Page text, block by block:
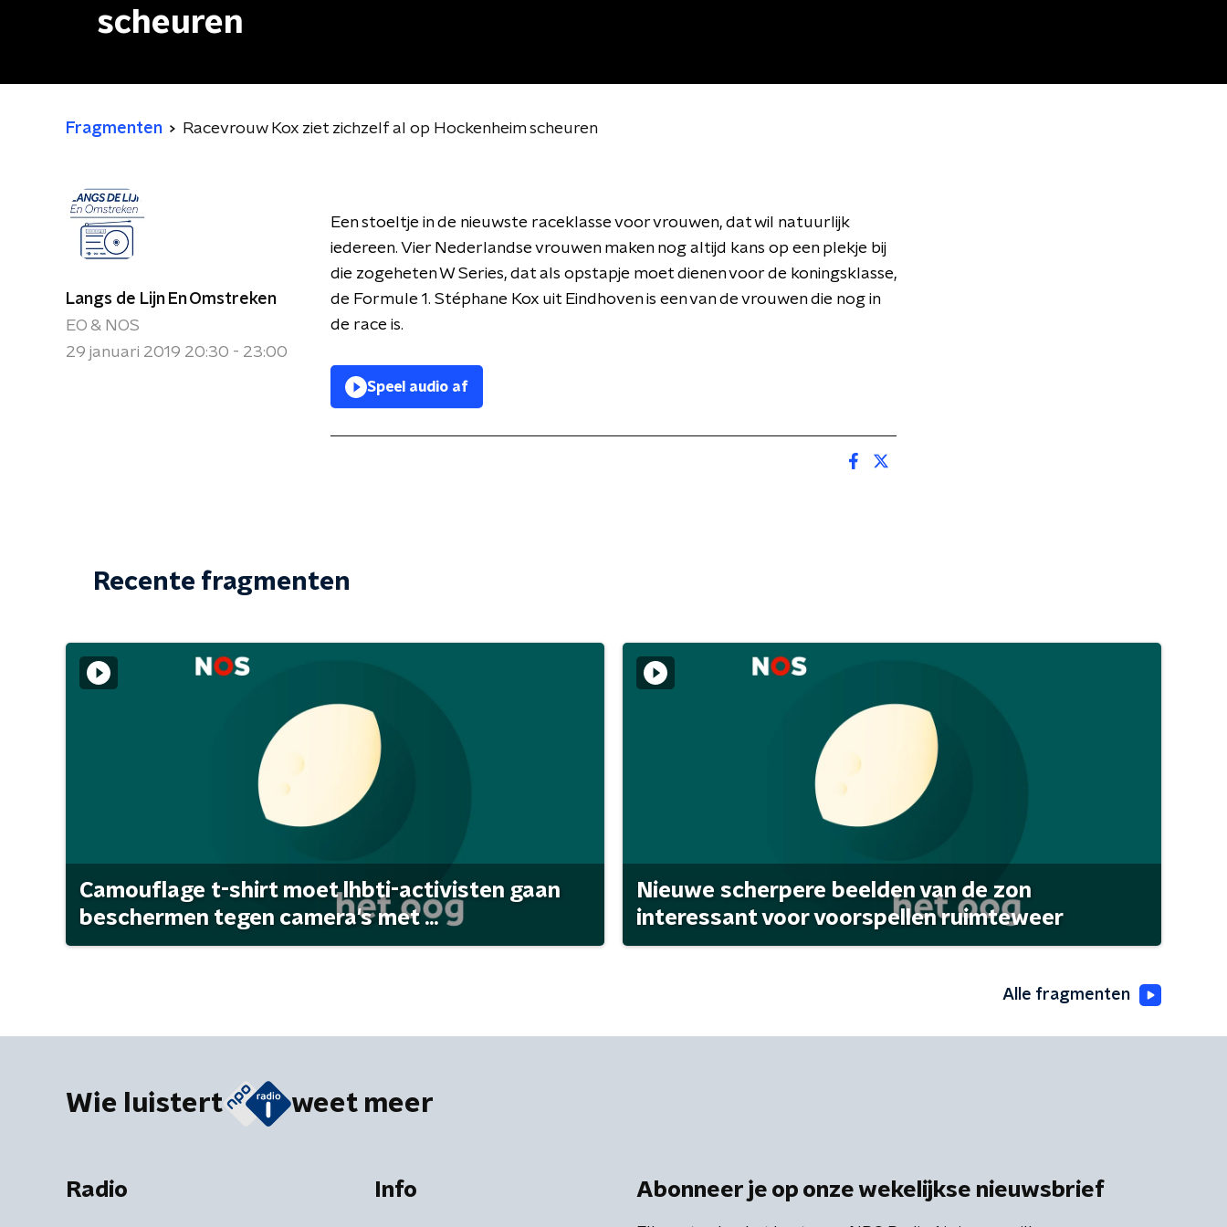
scheuren
Fragmenten Racevrouw Kox ziet zichzelf al op Hockenheim scheuren
Langs de Lijn En Omstreken
EO & NOS
29 januari 2019 20:30 - 23:00
Een stoeltje in de nieuwste raceklasse voor vrouwen, dat wil natuurlijk
iedereen. Vier Nederlandse vrouwen maken nog altijd kans op een plekje bij
die zogeheten W Series, dat als opstapje moet dienen voor de koningsklasse,
de Formule 1. Stéphane Kox uit Eindhoven is een van de vrouwen die nog in
de race is.
Speel audio af
Recente fragmenten
Camouflage t-shirt moet lhbti-activisten gaan
beschermen tegen camera's met ...
Nieuwe scherpere beelden van de zon
interessant voor voorspellen ruimteweer
Alle fragmenten
Wie luistert weet meer
Radio Info Abonneer je op onze wekelijkse nieuwsbrief